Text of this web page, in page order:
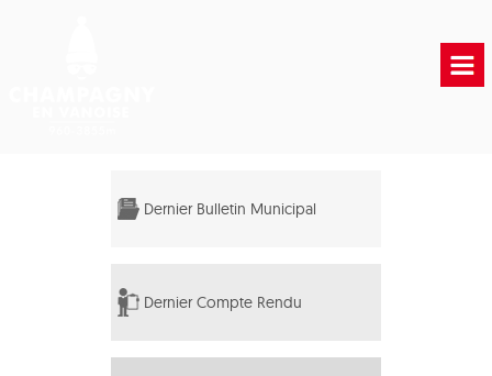
Dernier Bulletin Municipal
Dernier Compte Rendu